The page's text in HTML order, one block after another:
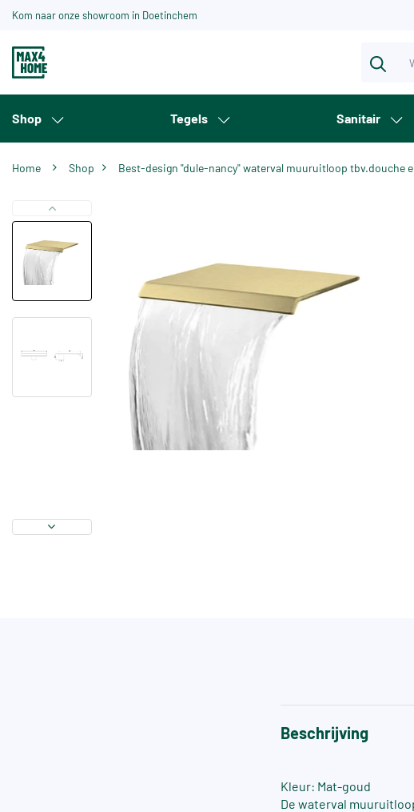
Kom naar onze showroom in Doetinchem
Shop Tegels Sanitair
Home Shop Best-design "dule-nancy" waterval muuruitloop tbv.douche
Beschrijving
Kleur: Mat-goud
De waterval